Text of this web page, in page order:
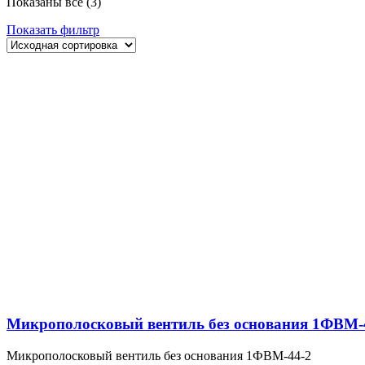
Показать фильтр
Микрополосковый вентиль без основания 1ФВМ-
Микрополосковый вентиль без основания 1ФВМ-44-2